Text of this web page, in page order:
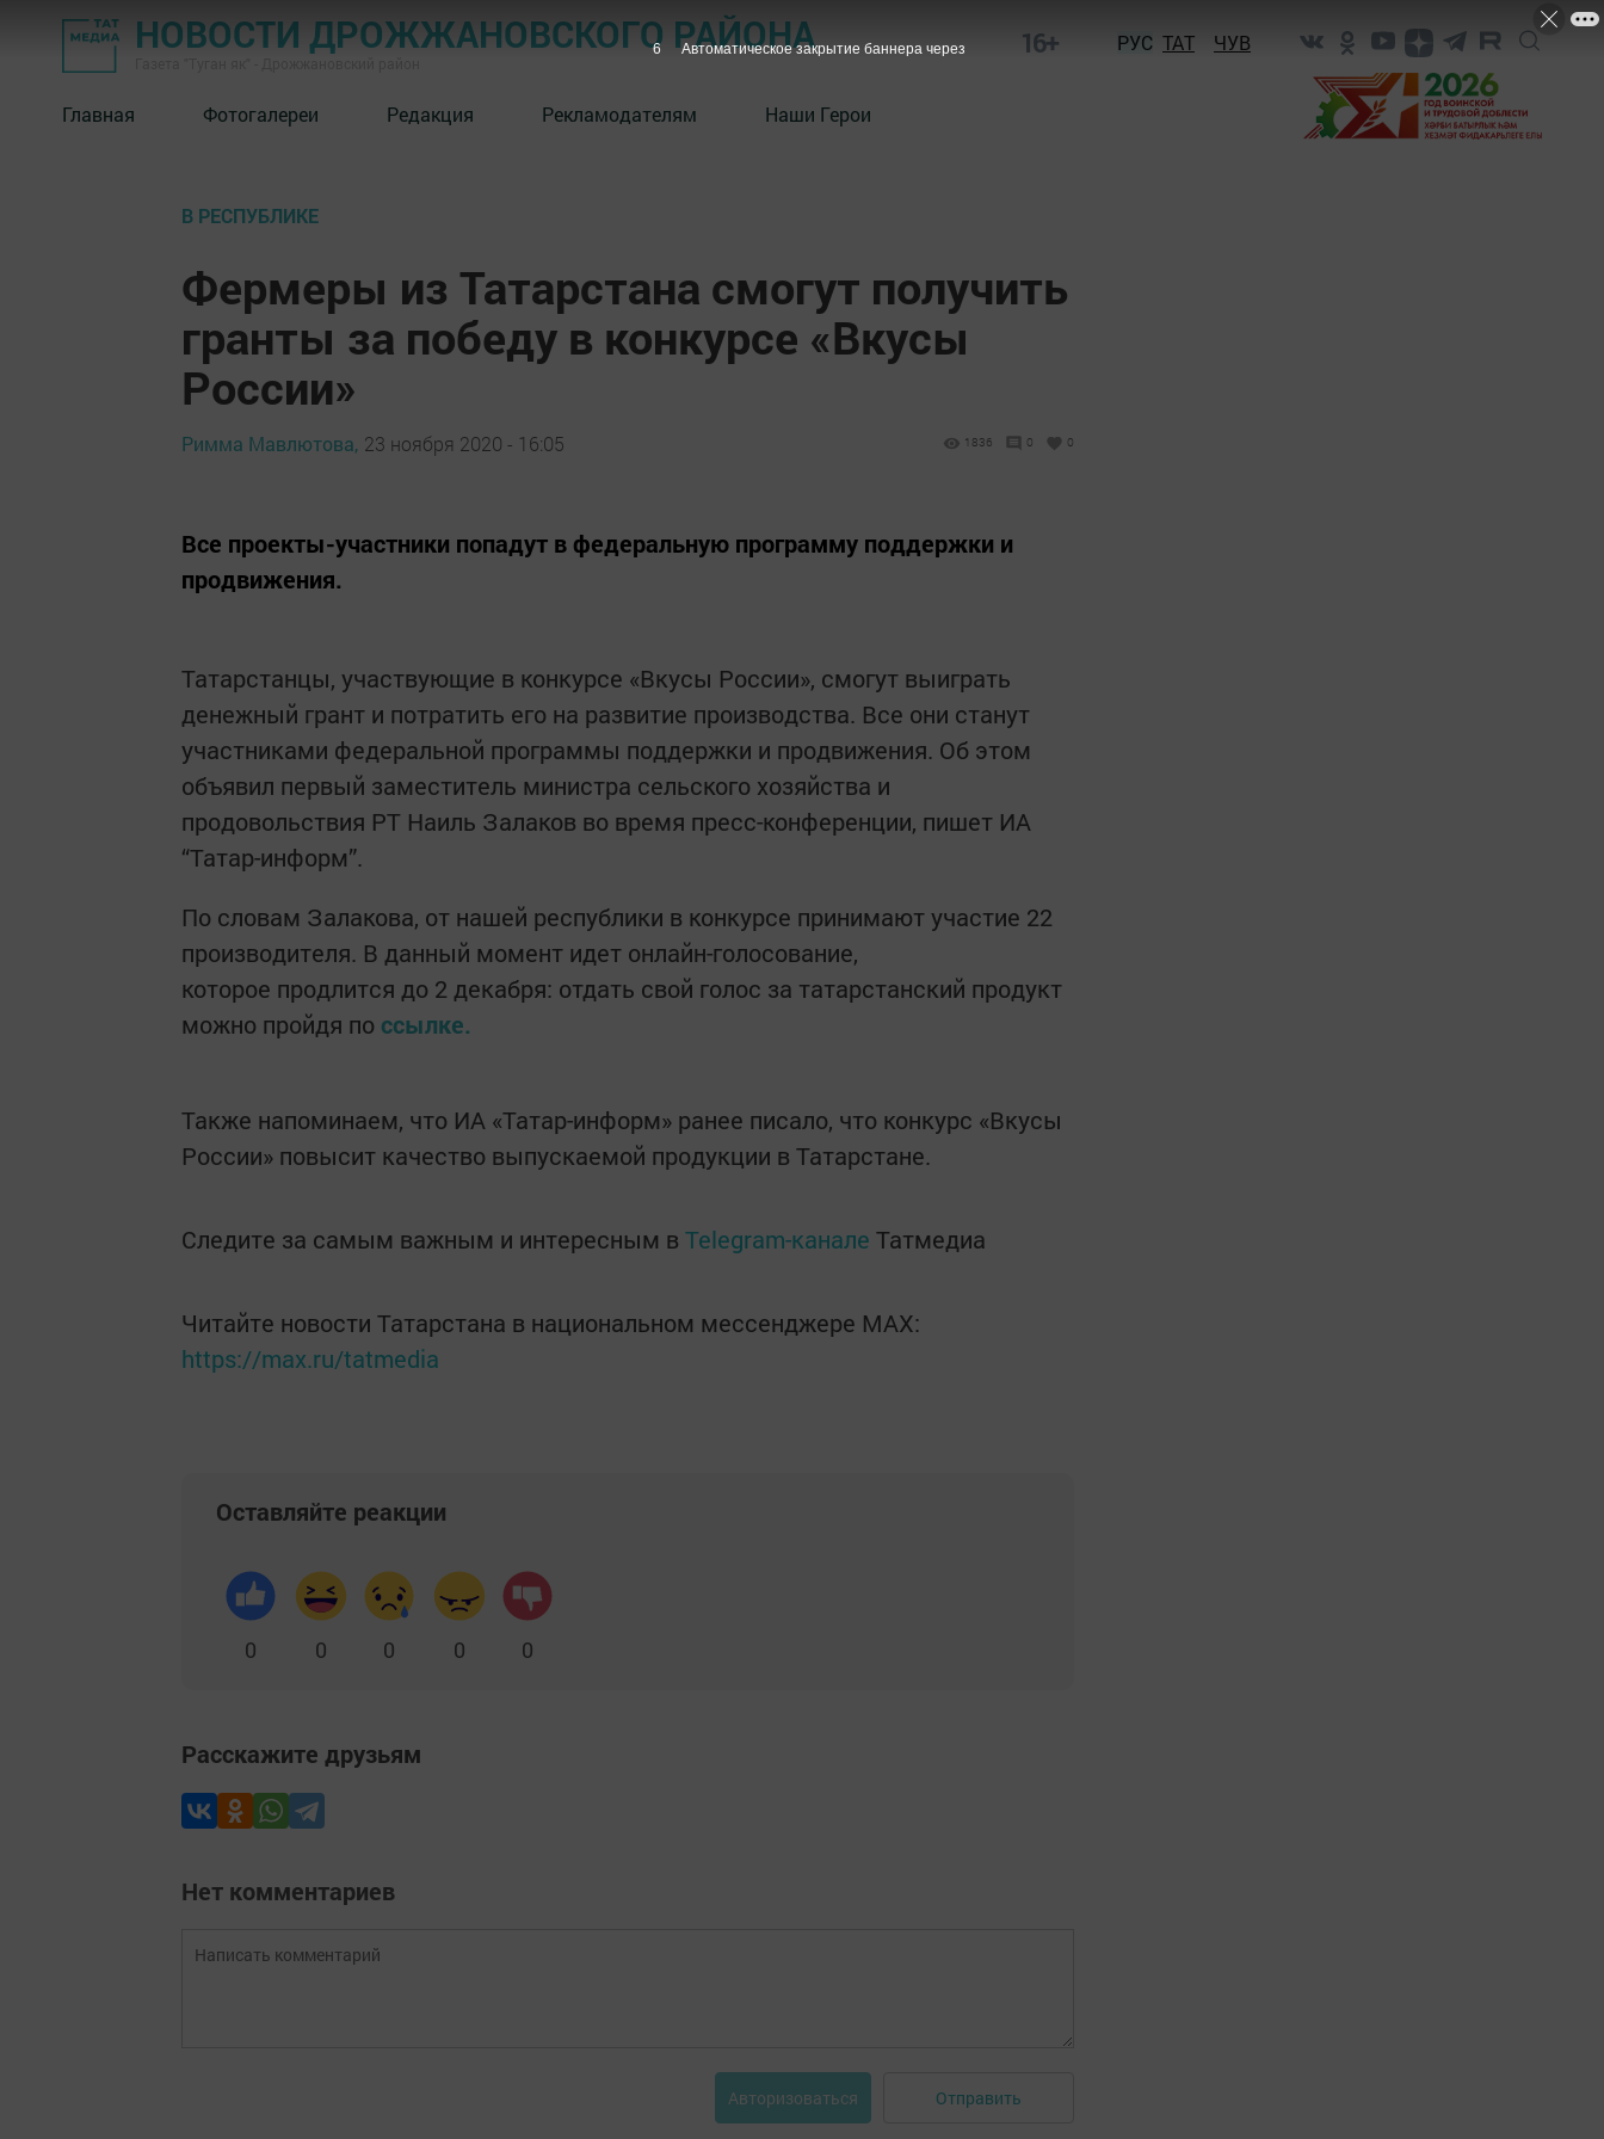
НОВОСТИ ДРОЖЖАНОВСКОГО РАЙОНА 16+ РУС ТАТ ЧУВ
Главная Фотогалереи Редакция Рекламодателям Наши Герои
В РЕСПУБЛИКЕ
Фермеры из Татарстана смогут получить
гранты за победу в конкурсе «Вкусы
России»
Римма Мавлютова, 23 ноября 2020 - 16:05 1836 0 0
Все проекты-участники попадут в федеральную программу поддержки и
продвижения.
Татарстанцы, участвующие в конкурсе «Вкусы России», смогут выиграть
денежный грант и потратить его на развитие производства. Все они станут
участниками федеральной программы поддержки и продвижения. Об этом
объявил первый заместитель министра сельского хозяйства и
продовольствия РТ Наиль Залаков во время пресс-конференции, пишет ИА
“Татар-информ”.
По словам Залакова, от нашей республики в конкурсе принимают участие 22
производителя. В данный момент идет онлайн-голосование,
которое продлится до 2 декабря: отдать свой голос за татарстанский продукт
можно пройдя по ссылке.
Также напоминаем, что ИА «Татар-информ» ранее писало, что конкурс «Вкусы
России» повысит качество выпускаемой продукции в Татарстане.
Следите за самым важным и интересным в Telegram-канале Татмедиа
Читайте новости Татарстана в национальном мессенджере MАХ:
https://max.ru/tatmedia
Оставляйте реакции
0 0 0 0 0
Расскажите друзьям
Нет комментариев
Авторизоваться Отправить
5 Автоматическое закрытие баннера через